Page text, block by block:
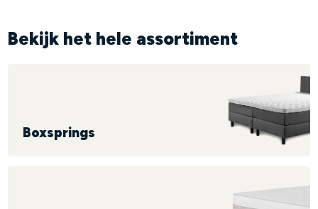
Bekijk het hele assortiment
Boxsprings